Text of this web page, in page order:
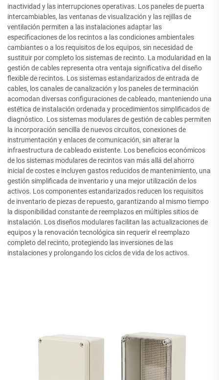
inactividad y las interrupciones operativas. Los paneles de puerta
intercambiables, las ventanas de visualización y las rejillas de
ventilación permiten a las instalaciones adaptar las
especificaciones de los recintos a las condiciones ambientales
cambiantes o a los requisitos de los equipos, sin necesidad de
sustituir por completo los sistemas de recinto. La modularidad en la
gestión de cables representa otra ventaja significativa del diseño
flexible de recintos. Los sistemas estandarizados de entrada de
cables, los canales de canalización y los paneles de terminación
acomodan diversas configuraciones de cableado, manteniendo una
estética de instalación ordenada y procedimientos simplificados de
diagnóstico. Los sistemas modulares de gestión de cables permiten
la incorporación sencilla de nuevos circuitos, conexiones de
instrumentación y enlaces de comunicación, sin alterar la
infraestructura de cableado existente. Los beneficios económicos
de los sistemas modulares de recintos van más allá del ahorro
inicial de costes e incluyen gastos reducidos de mantenimiento, una
gestión simplificada de inventario y una mejor utilización de los
activos. Los componentes estandarizados reducen los requisitos
de inventario de piezas de repuesto, garantizando al mismo tiempo
la disponibilidad constante de reemplazos en múltiples sitios de
instalación. Los diseños modulares facilitan las actualizaciones de
equipos y la renovación tecnológica sin requerir el reemplazo
completo del recinto, protegiendo las inversiones de las
instalaciones y prolongando los ciclos de vida de los activos.